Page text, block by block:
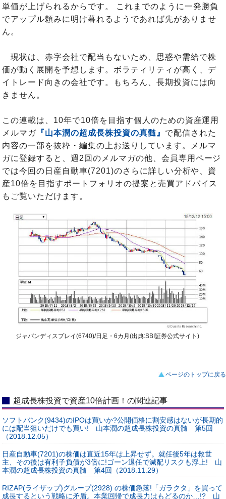
単価が上げられるからです。 これまでのように一発勝負
でアップル頼みに明け暮れるようであれば先がありませ
ん。
現状は、赤字会社で配当もないため、思惑や需給で株
価が動く展開を予想します。ボラティリティが高く、デ
イトレード向きの会社です。もちろん、長期投資には向
きません。
この連載は、10年で10倍を目指す個人のための資産運用
メルマガ 『山本潤の超成長株投資の真髄』 で配信された
内容の一部を抜粋・編集の上お送りしています。メルマ
ガに登録すると、週2回のメルマガの他、会員専用ページ
では今回の日産自動車(7201)のさらに詳しい分析や、資
産10倍を目指すポートフォリオの提案と売買アドバイス
もご覧いただけます。
ジャパンディスプレイ(6740)/日足・6カ月(出典:SBI証券公式サイト)
ページのトップに戻る
超成長株投資で資産10倍計画！の関連記事
ソフトバンク(9434)のIPOは買いか?公開価格に割安感はないが長期的
には配当狙いだけでも買い! 山本潤の超成長株投資の真髄 第5回
（2018.12.05）
日産自動車(7201)の株価は直近15年は上昇せず。就任後5年は救世
主、その後は有利子負債が3倍に!ゴーン退任で減配リスクも浮上! 山
本潤の超成長株投資の真髄 第4回（2018.11.29）
RIZAP(ライザップ)グループ(2928) の株価急落!「ガラクタ」を買って
成長するという戦略に矛盾。本業回帰で成長力はもどるのか…!? 山